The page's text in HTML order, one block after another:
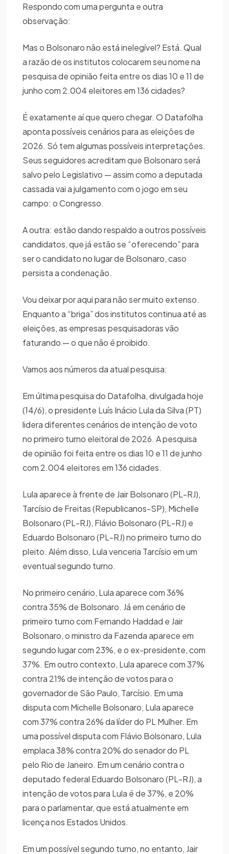
Respondo com uma pergunta e outra
observação:
Mas o Bolsonaro não está inelegível? Está. Qual
a razão de os institutos colocarem seu nome na
pesquisa de opinião feita entre os dias 10 e 11 de
junho com 2.004 eleitores em 136 cidades?
É exatamente aí que quero chegar. O Datafolha
aponta possíveis cenários para as eleições de
2026. Só tem algumas possíveis interpretações.
Seus seguidores acreditam que Bolsonaro será
salvo pelo Legislativo — assim como a deputada
cassada vai a julgamento com o jogo em seu
campo: o Congresso.
A outra: estão dando respaldo a outros possíveis
candidatos, que já estão se “oferecendo” para
ser o candidato no lugar de Bolsonaro, caso
persista a condenação.
Vou deixar por aqui para não ser muito extenso.
Enquanto a “briga” dos institutos continua até as
eleições, as empresas pesquisadoras vão
faturando — o que não é proibido.
Vamos aos números da atual pesquisa:
Em última pesquisa do Datafolha, divulgada hoje
(14/6), o presidente Luís Inácio Lula da Silva (PT)
lidera diferentes cenários de intenção de voto
no primeiro turno eleitoral de 2026. A pesquisa
de opinião foi feita entre os dias 10 e 11 de junho
com 2.004 eleitores em 136 cidades.
Lula aparece à frente de Jair Bolsonaro (PL-RJ),
Tarcísio de Freitas (Republicanos-SP), Michelle
Bolsonaro (PL-RJ), Flávio Bolsonaro (PL-RJ) e
Eduardo Bolsonaro (PL-RJ) no primeiro turno do
pleito. Além disso, Lula venceria Tarcísio em um
eventual segundo turno.
No primeiro cenário, Lula aparece com 36%
contra 35% de Bolsonaro. Já em cenário de
primeiro turno com Fernando Haddad e Jair
Bolsonaro, o ministro da Fazenda aparece em
segundo lugar com 23%, e o ex-presidente, com
37%. Em outro contexto, Lula aparece com 37%
contra 21% de intenção de votos para o
governador de São Paulo, Tarcísio. Em uma
disputa com Michelle Bolsonaro, Lula aparece
com 37% contra 26% da líder do PL Mulher. Em
uma possível disputa com Flávio Bolsonaro, Lula
emplaca 38% contra 20% do senador do PL
pelo Rio de Janeiro. Em um cenário contra o
deputado federal Eduardo Bolsonaro (PL-RJ), a
intenção de votos para Lula é de 37%, e 20%
para o parlamentar, que está atualmente em
licença nos Estados Unidos.
Em um possível segundo turno, no entanto, Jair